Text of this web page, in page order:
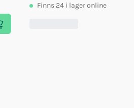
Finns 24 i lager online